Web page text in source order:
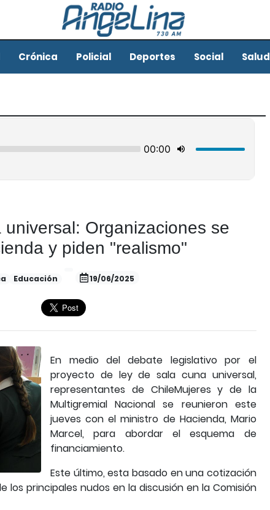
Crónica Policial Deportes Social Salud
Organizaciones se
y piden "realismo"
Educación 19/06/2025
En medio del debate legislativo por el
proyecto de ley de sala cuna universal,
representantes de ChileMujeres y de la
Multigremial Nacional se reunieron este
jueves con el ministro de Hacienda, Mario
Marcel, para abordar el esquema de
financiamiento.
Este último, esta basado en una cotización
los principales nudos en la discusión en la Comisión